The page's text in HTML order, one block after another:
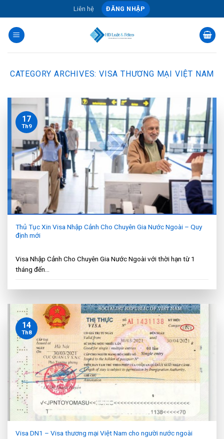
to
content
Liên hệ ĐĂNG NHẬP
CATEGORY ARCHIVES: VISA THƯƠNG MẠI VIỆT NAM
Thủ Tục Xin Visa Nhập Cảnh Cho Chuyên Gia Nước Ngoài – Quy
định mới
Visa Nhập Cảnh Cho Chuyên Gia Nước Ngoài với thời hạn từ 1
tháng đến...
17
Th9
Visa DN1 – Visa thương mại Việt Nam cho người nước ngoài
14
Th8